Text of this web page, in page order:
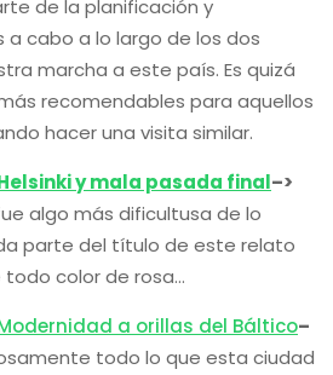
de la planificación y
cabo a lo largo de los dos
marcha a este país. Es quizá
recomendables para aquellos
hacer una visita similar.
y mala pasada final–>
algo más dificultusa de lo
parte del título de este relato
color de rosa…
a orillas del Báltico–
todo lo que esta ciudad